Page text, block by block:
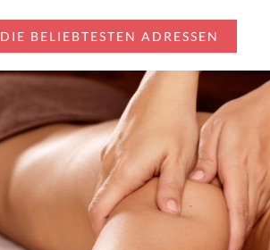
DIE BELIEBTESTEN ADRESSEN